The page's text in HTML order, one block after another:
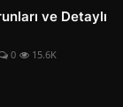
ve Detaylı
0 15.6K